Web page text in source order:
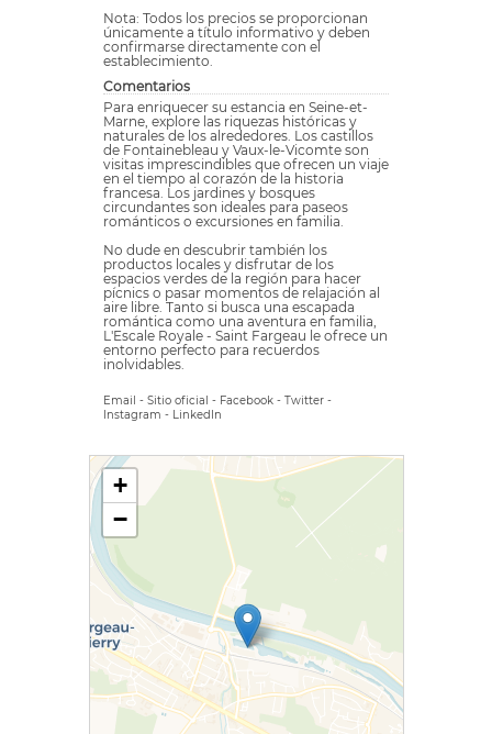
Nota: Todos los precios se proporcionan
únicamente a título informativo y deben
confirmarse directamente con el
establecimiento.
Comentarios
Para enriquecer su estancia en Seine-et-
Marne, explore las riquezas históricas y
naturales de los alrededores. Los castillos
de Fontainebleau y Vaux-le-Vicomte son
visitas imprescindibles que ofrecen un viaje
en el tiempo al corazón de la historia
francesa. Los jardines y bosques
circundantes son ideales para paseos
románticos o excursiones en familia.
No dude en descubrir también los
productos locales y disfrutar de los
espacios verdes de la región para hacer
pícnics o pasar momentos de relajación al
aire libre. Tanto si busca una escapada
romántica como una aventura en familia,
L'Escale Royale - Saint Fargeau le ofrece un
entorno perfecto para recuerdos
inolvidables.
Email - Sitio oficial - Facebook - Twitter -
Instagram - LinkedIn
+
−